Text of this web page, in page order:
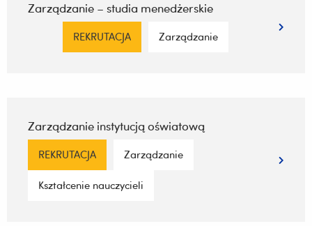
Zarządzanie – studia menedżerskie
REKRUTACJA Zarządzanie
Zarządzanie instytucją oświatową
REKRUTACJA Zarządzanie
Kształcenie nauczycieli